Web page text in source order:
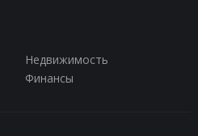
Недвижимость
Финансы